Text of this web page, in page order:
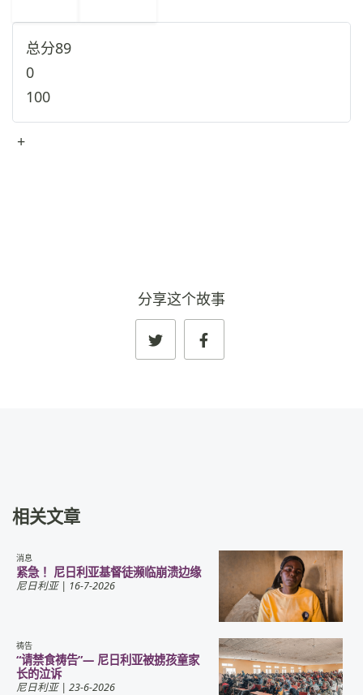
总分89
0
100
+
分享这个故事
相关文章
消息
紧急！ 尼日利亚基督徒濒临崩溃边缘
尼日利亚| 16-7-2026
祷告
“请禁食祷告”— 尼日利亚被掳孩童家
长的泣诉
尼日利亚| 23-6-2026